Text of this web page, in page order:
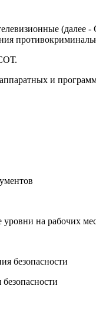
(далее
и
на рабочих
безопасности